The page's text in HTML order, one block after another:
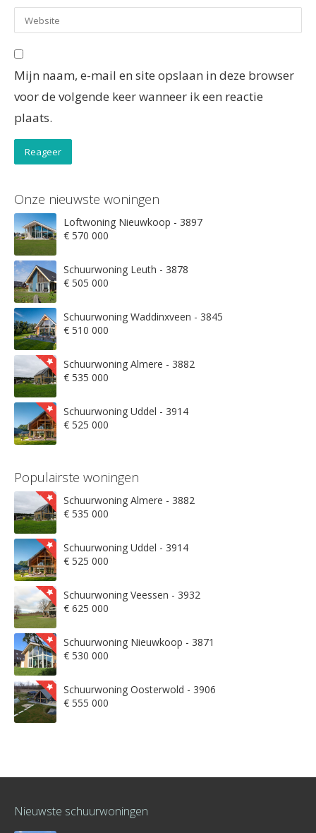
Mijn naam, e-mail en site opslaan in deze browser
voor de volgende keer wanneer ik een reactie
plaats.
Onze nieuwste woningen
Loftwoning Nieuwkoop - 3897
€ 570 000
Schuurwoning Leuth - 3878
€ 505 000
Schuurwoning Waddinxveen - 3845
€ 510 000
Schuurwoning Almere - 3882
€ 535 000
Schuurwoning Uddel - 3914
€ 525 000
Populairste woningen
Schuurwoning Almere - 3882
€ 535 000
Schuurwoning Uddel - 3914
€ 525 000
Schuurwoning Veessen - 3932
€ 625 000
Schuurwoning Nieuwkoop - 3871
€ 530 000
Schuurwoning Oosterwold - 3906
€ 555 000
Nieuwste schuurwoningen